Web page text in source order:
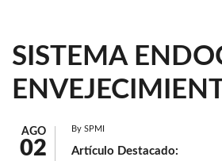
SISTEMA
AGO
02
By SPMI
Artículo Destacado: